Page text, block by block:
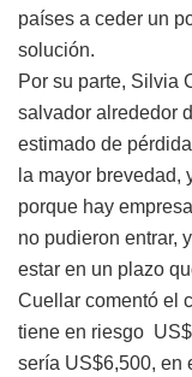
países a ceder un
solución.
Por su parte, Silvia
salvador alrededor
estimado de
la mayor
porque hay
no pudieron entrar,
estar en un plazo
Cuellar comentó el
tiene en riesgo
sería US$6,500, en